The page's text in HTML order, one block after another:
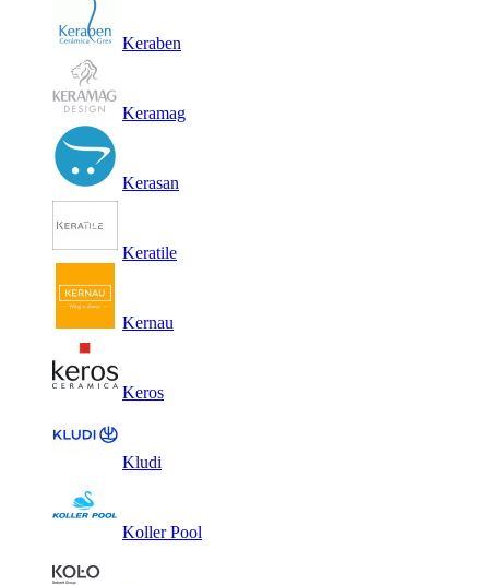
Keraben
Keramag
Kerasan
Keratile
Kernau
Keros
Kludi
Koller Pool